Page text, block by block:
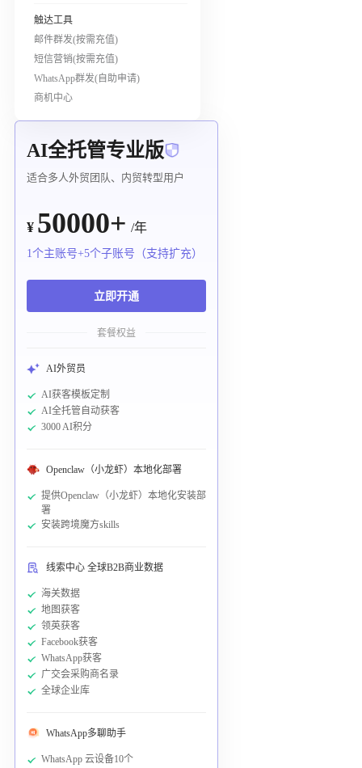
触达工具
邮件群发(按需充值)
短信营销(按需充值)
WhatsApp群发(自助申请)
商机中心
AI全托管专业版
适合多人外贸团队、内贸转型用户
¥ 50000+ /年
1个主账号+5个子账号（支持扩充）
立即开通
套餐权益
AI外贸员
AI获客模板定制
AI全托管自动获客
3000 AI积分
Openclaw（小龙虾）本地化部署
提供Openclaw（小龙虾）本地化安装部
署
安装跨境魔方skills
线索中心 全球B2B商业数据
海关数据
地图获客
领英获客
Facebook获客
WhatsApp获客
广交会采购商名录
全球企业库
WhatsApp多聊助手
WhatsApp 云设备10个